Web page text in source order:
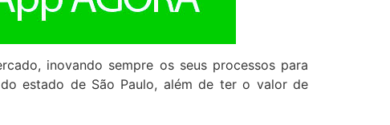
inovando sempre os seus processos para
estado de São Paulo, além de ter o valor de